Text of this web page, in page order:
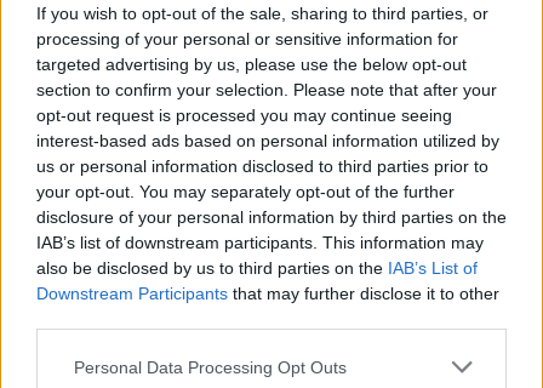
If you wish to opt-out of the sale, sharing to third parties, or
processing of your personal or sensitive information for
targeted advertising by us, please use the below opt-out
section to confirm your selection. Please note that after your
opt-out request is processed you may continue seeing
interest-based ads based on personal information utilized by
us or personal information disclosed to third parties prior to
your opt-out. You may separately opt-out of the further
disclosure of your personal information by third parties on the
IAB’s list of downstream participants. This information may
also be disclosed by us to third parties on the IAB’s List of
Downstream Participants that may further disclose it to other
Personal Data Processing Opt Outs